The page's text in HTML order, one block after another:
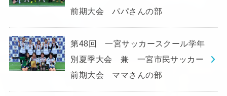
前期大会 パパさんの部
第48回 一宮サッカースクール学年
別夏季大会 兼 一宮市民サッカー
前期大会 ママさんの部